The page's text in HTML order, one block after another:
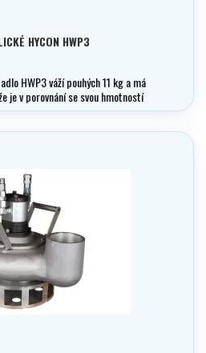
HYCON HWP3
HWP3 váží pouhých 11 kg a má
je v porovnání se svou hmotností